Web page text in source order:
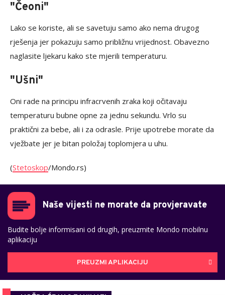
"Čeoni"
Lako se koriste, ali se savetuju samo ako nema drugog
rješenja jer pokazuju samo približnu vrijednost. Obavezno
naglasite ljekaru kako ste mjerili temperaturu.
"Ušni"
Oni rade na principu infracrvenih zraka koji očitavaju
temperaturu bubne opne za jednu sekundu. Vrlo su
praktični za bebe, ali i za odrasle. Prije upotrebe morate da
vježbate jer je bitan položaj toplomjera u uhu.
(Stetoskop/Mondo.rs)
Naše vijesti ne morate da provjeravate
Budite bolje informisani od drugih, preuzmite Mondo mobilnu
aplikaciju
PREUZMI APLIKACIJU